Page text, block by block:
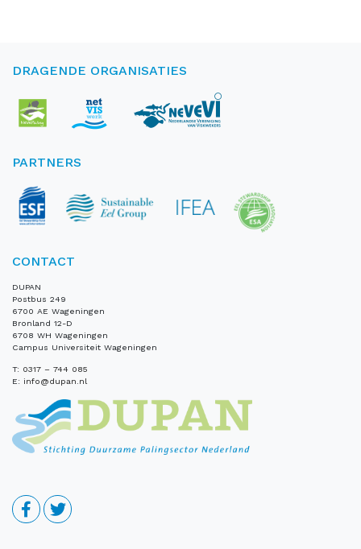
DRAGENDE ORGANISATIES
PARTNERS
CONTACT
DUPAN
Postbus 249
6700 AE Wageningen
Bronland 12-D
6708 WH Wageningen
Campus Universiteit Wageningen
T: 0317 – 744 085
E: info@dupan.nl